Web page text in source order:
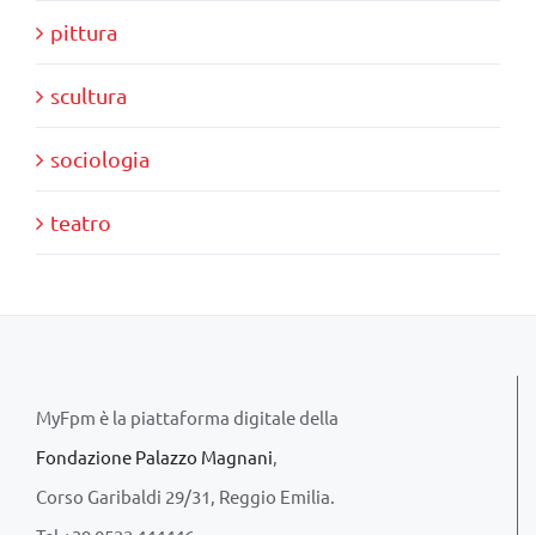
pittura
scultura
sociologia
teatro
MyFpm è la piattaforma digitale della
Fondazione Palazzo Magnani,
Corso Garibaldi 29/31, Reggio Emilia.